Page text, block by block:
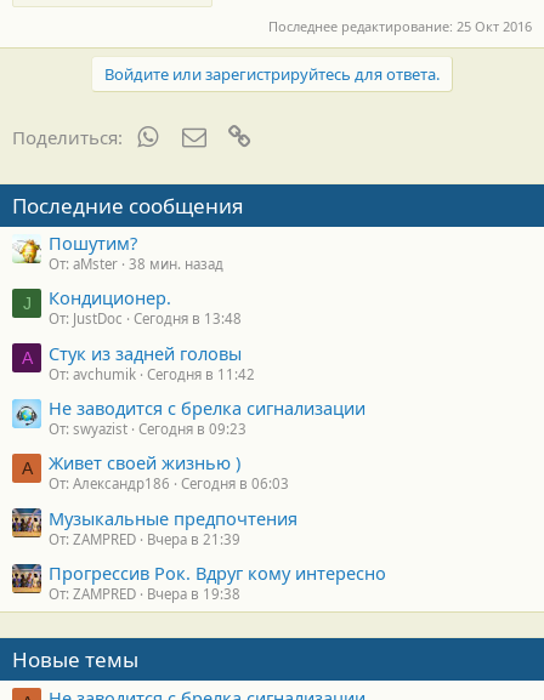
Последнее редактирование: 25 Окт 2016
Войдите или зарегистрируйтесь для ответа.
Поделиться: WhatsAppЭлектронная почта
Последние сообщения
Пошутим?
От: aMster 38 мин. назад
J Кондиционер.
От: JustDoc Сегодня в 13:48
A Стук из задней головы
От: avchumik Сегодня в 11:42
Не заводится с брелка сигнализации
От: swyazist Сегодня в 09:23
А Живет своей жизнью )
От: Александр186 Сегодня в 06:03
Музыкальные предпочтения
От: ZAMPRED Вчера в 21:39
Прогрессив Рок. Вдруг кому интересно
От: ZAMPRED Вчера в 19:38
Новые темы